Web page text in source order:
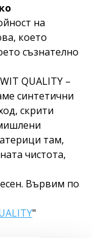
на
което
съзнателно
QUALITY –
синтетични
скрити
там,
чистота,
Вървим по
"